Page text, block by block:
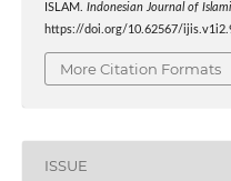
ISLAM. Indonesian Journal of
https://doi.org/10.62567/
More Citation Formats
ISSUE